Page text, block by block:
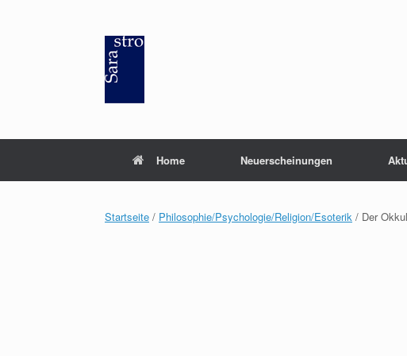
Home Neuerscheinungen
Startseite / Philosophie/Psychologie/Religion/Esoterik / Der